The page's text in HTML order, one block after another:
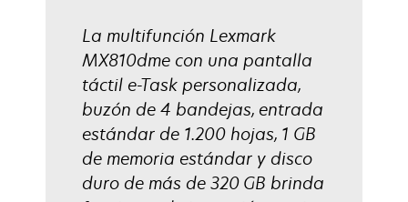
La multifunción Lexmark
MX810dme con una pantalla
táctil e-Task personalizada,
buzón de 4 bandejas, entrada
estándar de 1.200 hojas, 1 GB
de memoria estándar y disco
duro de más de 320 GB brinda